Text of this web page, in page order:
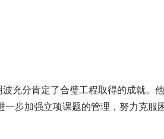
波充分肯定了合璧工程取得的成就。
一步加强立项课题的管理，努力克服